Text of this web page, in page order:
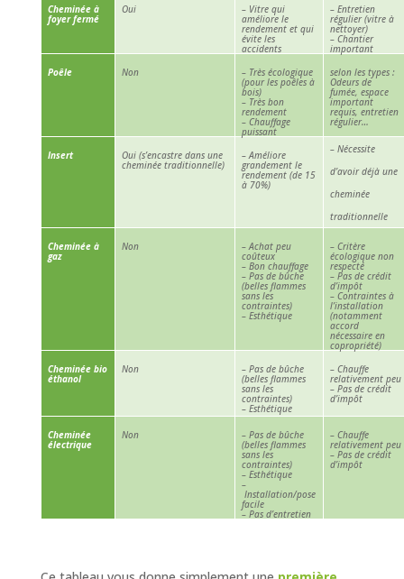
Cheminée à
foyer fermé
Oui – Vitre qui
améliore le
rendement et qui
évite les
accidents
– Entretien
régulier (vitre à
nettoyer)
– Chantier
important
Poêle
Non – Très écologique
(pour les poêles à
bois)
– Très bon
rendement
– Chauffage
puissant
selon les types :
Odeurs de
fumée, espace
important
requis, entretien
régulier…
Insert Oui (s’encastre dans une
cheminée traditionnelle)
– Améliore
grandement le
rendement (de 15
à 70%)
– Nécessite
d’avoir déjà une
cheminée
traditionnelle
Cheminée à
gaz
Non – Achat peu
coûteux
– Bon chauffage
– Pas de bûche
(belles flammes
sans les
contraintes)
– Esthétique
– Critère
écologique non
respecté
– Pas de crédit
d’impôt
– Contraintes à
l’installation
(notamment
accord
nécessaire en
copropriété)
Cheminée bio
éthanol
Non – Pas de bûche
(belles flammes
sans les
contraintes)
– Esthétique
– Chauffe
relativement peu
– Pas de crédit
d’impôt
Cheminée
électrique
Non – Pas de bûche
(belles flammes
sans les
contraintes)
– Esthétique
–
Installation/pose
facile
– Pas d’entretien
– Chauffe
relativement peu
– Pas de crédit
d’impôt